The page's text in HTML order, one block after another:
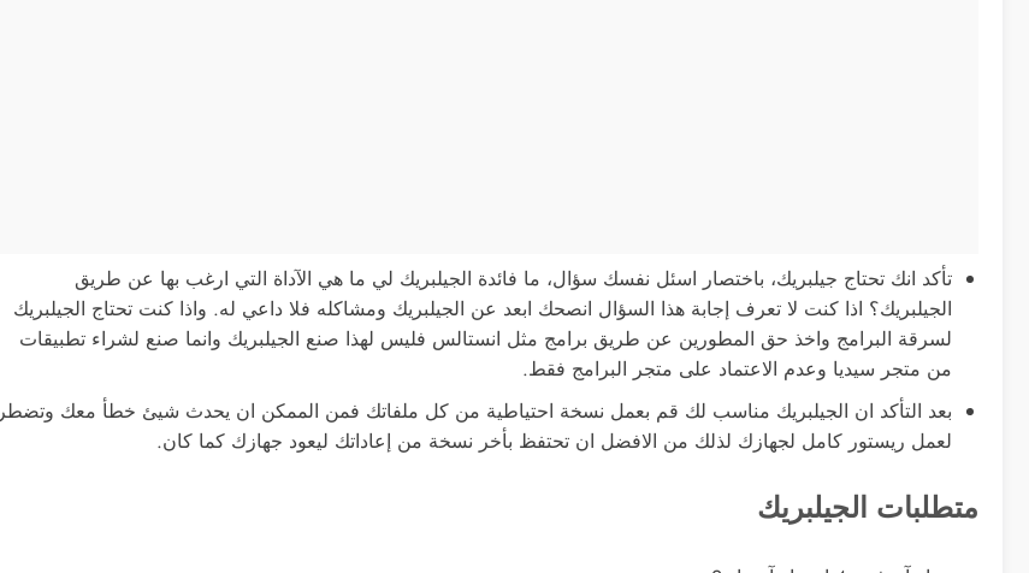
تأكد انك تحتاج جيلبريك، باختصار اسئل نفسك سؤال، ما فائدة الجيلبريك لي ما هي الآداة التي ارغب بها عن طريق
الجيلبريك؟ اذا كنت لا تعرف إجابة هذا السؤال انصحك ابعد عن الجيلبريك ومشاكله فلا داعي له. واذا كنت تحتاج الجيلبريك
لسرقة البرامج واخذ حق المطورين عن طريق برامج مثل انستالس فليس لهذا صنع الجيلبريك وانما صنع لشراء تطبيقات
من متجر سيديا وعدم الاعتماد على متجر البرامج فقط.
بعد التأكد ان الجيلبريك مناسب لك قم بعمل نسخة احتياطية من كل ملفاتك فمن الممكن ان يحدث شيئ خطأ معك وتضطر
لعمل ريستور كامل لجهازك لذلك من الافضل ان تحتفظ بأخر نسخة من إعاداتك ليعود جهازك كما كان.
متطلبات الجيلبريك